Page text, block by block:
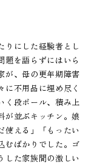
りにした経験者とし
題を語らずにはいら
が、母の更年期障害
に不用品に埋め尽く
く段ボール、積み上
が並ぶキッチン。娘
使える」「もったい
むばかりでした。ゴ
した家族間の激しい